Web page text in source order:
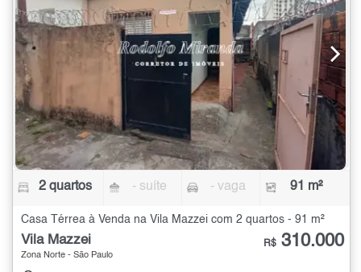
2 quartos - suíte - vaga 91 m²
Casa Térrea à Venda na Vila Mazzei com 2 quartos - 91 m²
Vila Mazzei
Zona Norte - São Paulo
R$ 310.000